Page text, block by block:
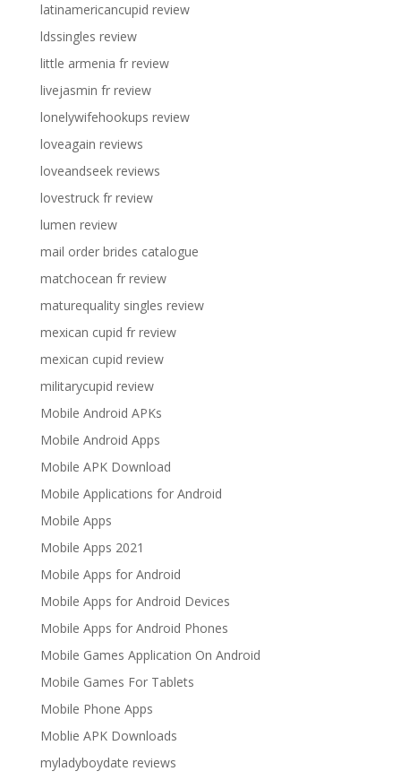
latinamericancupid review
ldssingles review
little armenia fr review
livejasmin fr review
lonelywifehookups review
loveagain reviews
loveandseek reviews
lovestruck fr review
lumen review
mail order brides catalogue
matchocean fr review
maturequality singles review
mexican cupid fr review
mexican cupid review
militarycupid review
Mobile Android APKs
Mobile Android Apps
Mobile APK Download
Mobile Applications for Android
Mobile Apps
Mobile Apps 2021
Mobile Apps for Android
Mobile Apps for Android Devices
Mobile Apps for Android Phones
Mobile Games Application On Android
Mobile Games For Tablets
Mobile Phone Apps
Moblie APK Downloads
myladyboydate reviews